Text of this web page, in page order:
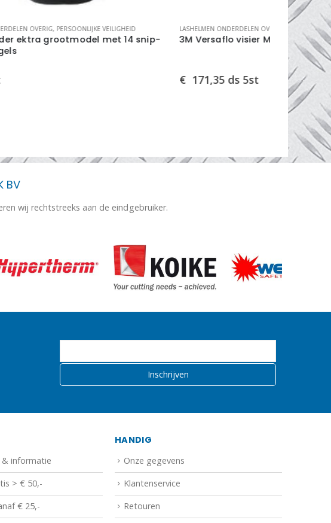
snip-
LASHELMEN ONDERDELEN OVERIG PERSOONLIJKE VEILIGHEID
3M Versaflo visier M-925 (37323)
€ 115,00
BV
wij rechtstreeks aan de eindgebruiker.
informatie
> € 50,-
€ 25,-
HANDIG
Onze gegevens
Klantenservice
Retouren